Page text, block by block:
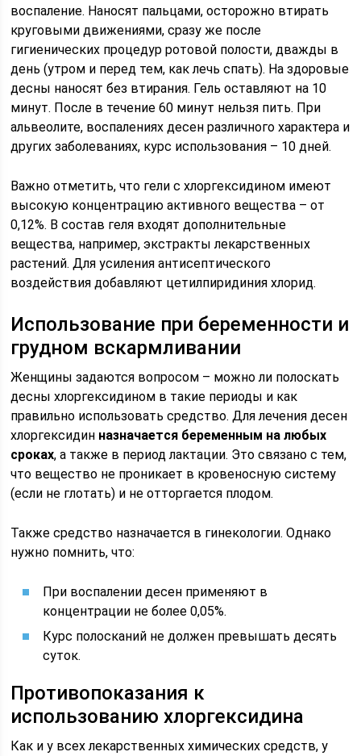
воспаление. Наносят пальцами, осторожно втирать
круговыми движениями, сразу же после
гигиенических процедур ротовой полости, дважды в
день (утром и перед тем, как лечь спать). На здоровые
десны наносят без втирания. Гель оставляют на 10
минут. После в течение 60 минут нельзя пить. При
альвеолите, воспалениях десен различного характера и
других заболеваниях, курс использования – 10 дней.
Важно отметить, что гели с хлоргексидином имеют
высокую концентрацию активного вещества – от
0,12%. В состав геля входят дополнительные
вещества, например, экстракты лекарственных
растений. Для усиления антисептического
воздействия добавляют цетилпиридиния хлорид.
Использование при беременности и
грудном вскармливании
Женщины задаются вопросом – можно ли полоскать
десны хлоргексидином в такие периоды и как
правильно использовать средство. Для лечения десен
хлоргексидин назначается беременным на любых
сроках, а также в период лактации. Это связано с тем,
что вещество не проникает в кровеносную систему
(если не глотать) и не отторгается плодом.
Также средство назначается в гинекологии. Однако
нужно помнить, что:
При воспалении десен применяют в
концентрации не более 0,05%.
Курс полосканий не должен превышать десять
суток.
Противопоказания к
использованию хлоргексидина
Как и у всех лекарственных химических средств, у